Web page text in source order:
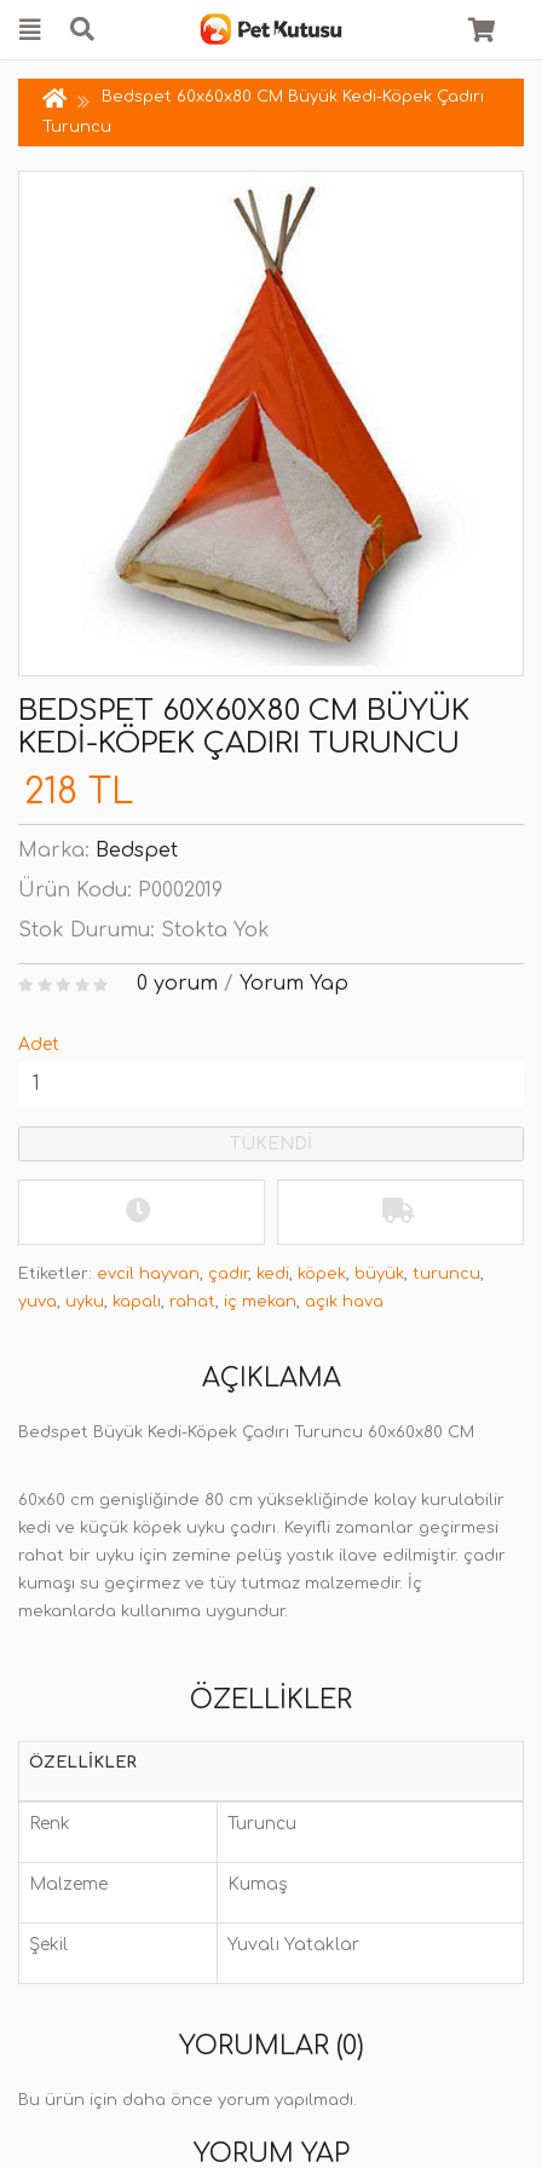
Bedspet 60x60x80 CM Büyük Kedi-Köpek Çadırı
Turuncu
BEDSPET 60X60X80 CM BÜYÜK
KEDI-KÖPEK ÇADIRI TURUNCU
218 TL
Marka: Bedspet
Ürün Kodu: P0002019
Stok Durumu: Stokta Yok
0 yorum / Yorum Yap
Adet
TÜKENDİ
Etiketler: evcil hayvan, çadır, kedi, köpek, büyük, turuncu,
yuva, uyku, kapalı, rahat, iç mekan, açık hava
AÇIKLAMA
Bedspet Büyük Kedi-Köpek Çadırı Turuncu 60x60x80 CM
60x60 cm genişliğinde 80 cm yüksekliğinde kolay kurulabilir
kedi ve küçük köpek uyku çadırı. Keyifli zamanlar geçirmesi
rahat bir uyku için zemine pelüş yastık ilave edilmiştir. çadır
kumaşı su geçirmez ve tüy tutmaz malzemedir. İç
mekanlarda kullanıma uygundur.
ÖZELLIKLER
ÖZELLIKLER
Renk Turuncu
Malzeme Kumaş
Şekil Yuvalı Yataklar
YORUMLAR (0)
Bu ürün için daha önce yorum yapılmadı.
YORUM YAP